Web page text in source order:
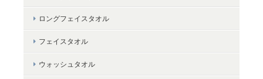
＜LifE＞バスタオル
ロングフェイスタオル
フェイスタオル
ウォッシュタオル